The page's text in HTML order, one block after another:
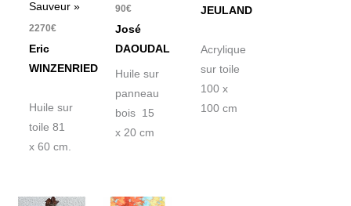
Sauveur »
2270€
Eric
WINZENRIED
Huile sur
toile 81
x 60 cm.
90€
José
DAOUDAL
Huile sur
panneau
bois 15
x 20 cm
JEULAND
Acrylique
sur toile
100 x
100 cm